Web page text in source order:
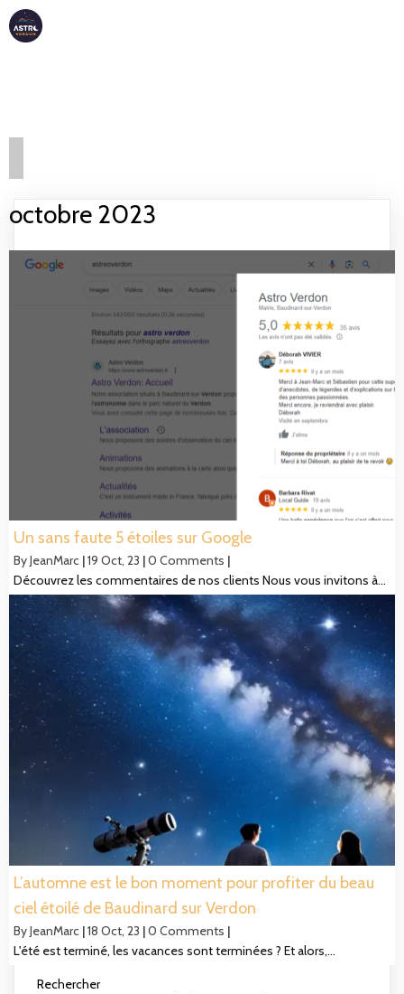
octobre 2023
Un sans faute 5 étoiles sur Google
ByJeanMarc |19 Oct, 23 |0 Comments |
Découvrez les commentaires de nos clients Nous vous invitons à…
L’automne est le bon moment pour profiter du beau
ciel étoilé de Baudinard sur Verdon
ByJeanMarc |18 Oct, 23 |0 Comments |
L'été est terminé, les vacances sont terminées ? Et alors,…
Rechercher